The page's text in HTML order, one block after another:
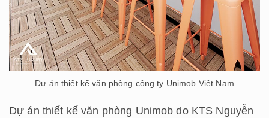
Dự án thiết kế văn phòng công ty Unimob Việt Nam
Dự án thiết kế văn phòng Unimob do KTS Nguyễn